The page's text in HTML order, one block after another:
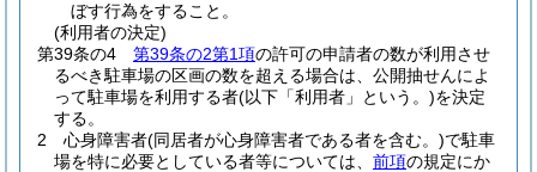
ぼす行為をすること。
(利用者の決定)
第39条の4
第39条の2第1項の許可の申請者の数が利用させ
るべき駐車場の区画の数を超える場合は、公開抽せんによ
って駐車場を利用する者(以下「利用者」という。)を決定
する。
2
心身障害者(同居者が心身障害者である者を含む。)で駐車
場を特に必要としている者等については、 前項の規定にか